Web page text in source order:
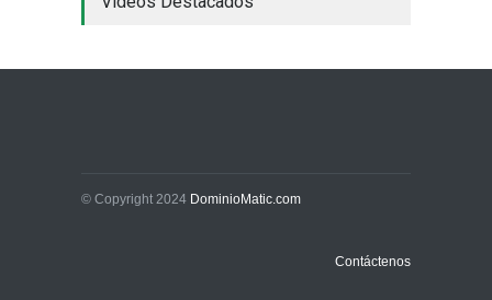
Sin Categoría 1 de agosto de 2026
© Copyright 2024 DominioMatic.com
Contáctenos